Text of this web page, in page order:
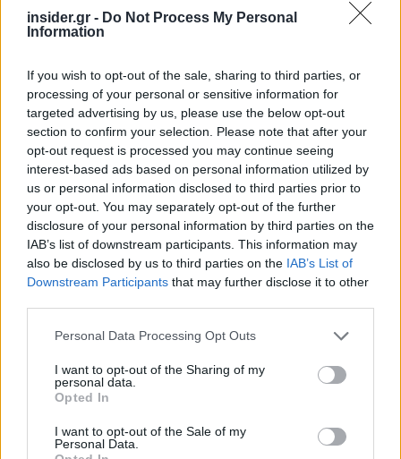
insider.gr - Do Not Process My Personal
Information
If you wish to opt-out of the sale, sharing to third parties, or
processing of your personal or sensitive information for
targeted advertising by us, please use the below opt-out
section to confirm your selection. Please note that after your
opt-out request is processed you may continue seeing
interest-based ads based on personal information utilized by
us or personal information disclosed to third parties prior to
your opt-out. You may separately opt-out of the further
disclosure of your personal information by third parties on the
IAB’s list of downstream participants. This information may
also be disclosed by us to third parties on the IAB’s List of
Downstream Participants that may further disclose it to other
Please note that this website/app uses one or more Google
not limited to your visit or usage behaviour. You may click to
grant or deny consent to Google and its third-party tags to
use your data for below specified purposes in below Google
consent section.
Personal Data Processing Opt Outs
I want to opt-out of the Sharing of my
personal data.
Opted In
I want to opt-out of the Sale of my
Personal Data.
Μη γνώτω η αριστερά τι ποιεί η
δεξιά…
Κατά τα λοιπά, το ΔΣ τηςΜύλοι Σαραντόπουλου
αποφάσισε τη σύναψη σύμβασης μεταβίβασης
ακινήτου σε συνδεδεμένη εταιρεία έναντι 1,3
εκατ. ευρώ, με προκαταβολή 300 χιλ. ευρώ έως
ότου ολοκληρωθούν τυχόν πολεοδομικά και λοιπά
ζητήματα που αφορούν το ακίνητο.
γνωρίζουν —καθώς κάνουν λόγο για «τυχόν»— αν
το ακίνητο που μεταβιβάζεται έχει ή όχι
πολεοδομικά ή άλλα ζητήματα;